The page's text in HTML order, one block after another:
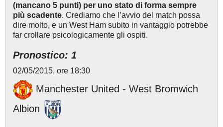
(mancano 5 punti) per uno stato di forma sempre
più scadente. Crediamo che l’avvio del match possa
dire molto, e un West Ham subito in vantaggio potrebbe
far crollare psicologicamente gli ospiti.
Pronostico: 1
02/05/2015, ore 18:30
Manchester United - West Bromwich
Albion